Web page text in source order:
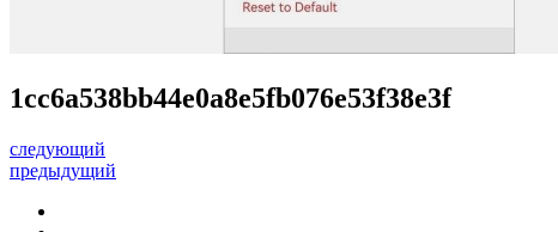
1cc6a538bb44e0a8e5fb076e53f38e3f
следующий
предыдущий